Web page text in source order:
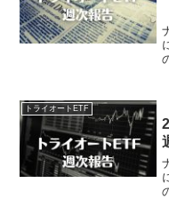
トライオートETF